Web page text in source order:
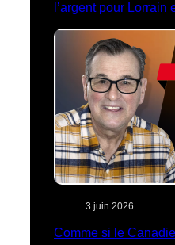
l’argent pour Lorrain
3 juin 2026
Comme si le